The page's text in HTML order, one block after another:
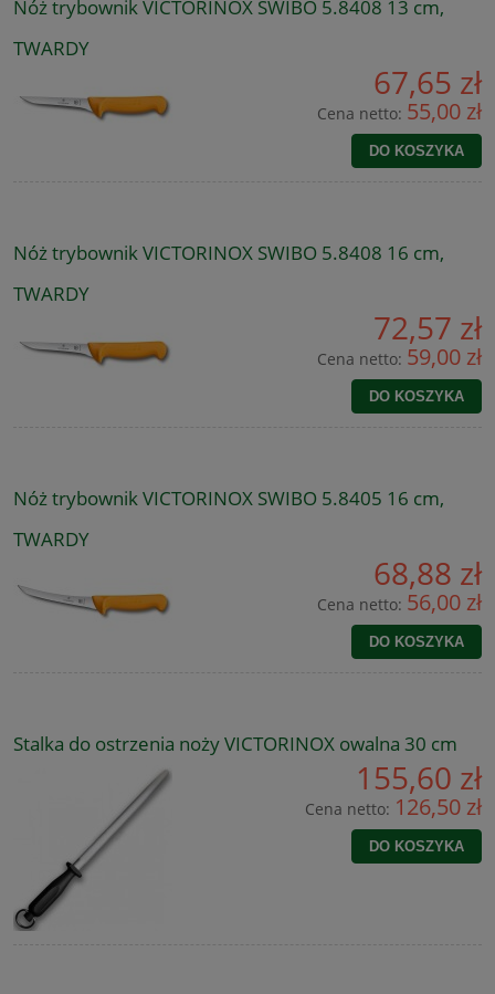
Nóż trybownik VICTORINOX SWIBO 5.8408 13 cm,
TWARDY
67,65 zł
Cena netto: 55,00 zł
DO KOSZYKA
Nóż trybownik VICTORINOX SWIBO 5.8408 16 cm,
TWARDY
72,57 zł
Cena netto: 59,00 zł
DO KOSZYKA
Nóż trybownik VICTORINOX SWIBO 5.8405 16 cm,
TWARDY
68,88 zł
Cena netto: 56,00 zł
DO KOSZYKA
Stalka do ostrzenia noży VICTORINOX owalna 30 cm
155,60 zł
Cena netto: 126,50 zł
DO KOSZYKA